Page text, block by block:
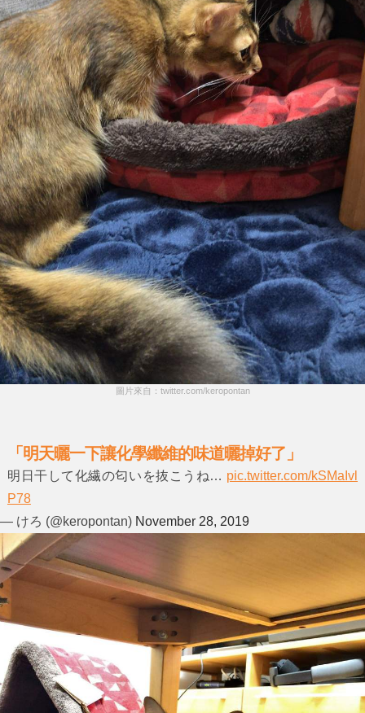
圖片來自：twitter.com/keropontan
「明天曬一下讓化學纖維的味道曬掉好了」
明日干して化繊の匂いを抜こうね… pic.twitter.com/kSMaIvl
P78
— けろ (@keropontan) November 28, 2019